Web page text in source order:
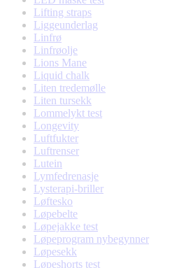
Lifting straps
Liggeunderlag
Linfrø
Linfrøolje
Lions Mane
Liquid chalk
Liten tredemølle
Liten tursekk
Lommelykt test
Longevity
Luftfukter
Luftrenser
Lutein
Lymfedrenasje
Lysterapi-briller
Løftesko
Løpebelte
Løpejakke test
Løpeprogram nybegynner
Løpesekk
Løpeshorts test